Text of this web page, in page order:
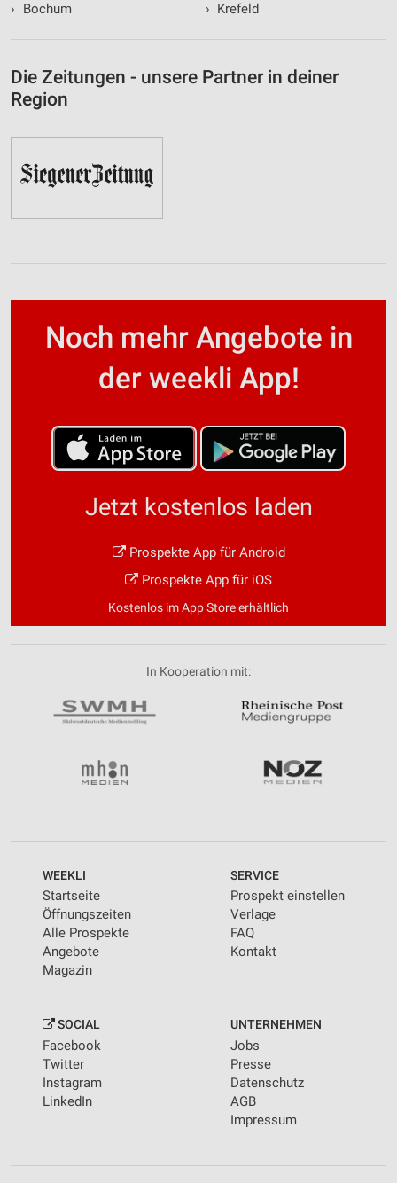
›
Bochum
› Krefeld
Die Zeitungen - unsere Partner in deiner
Region
Noch mehr Angebote in
der weekli App!
Jetzt kostenlos laden
Prospekte App für Android
Prospekte App für iOS
Kostenlos im App Store erhältlich
In Kooperation mit:
WEEKLI
Startseite
Öffnungszeiten
Alle Prospekte
Angebote
Magazin
SERVICE
Prospekt einstellen
Verlage
FAQ
Kontakt
SOCIAL
Facebook
Twitter
Instagram
LinkedIn
UNTERNEHMEN
Jobs
Presse
Datenschutz
AGB
Impressum